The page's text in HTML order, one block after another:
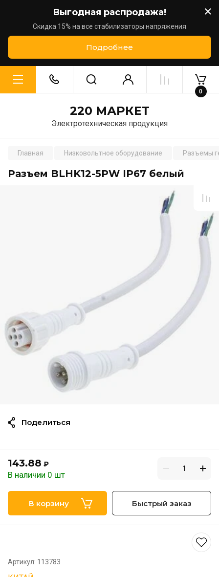
Выгодная распродажа!
Скидка 15% на все стабилизаторы напряжения
Подробнее
220 МАРКЕТ
Электротехническая продукция
0
Главная Низковольтное оборудование Разъемы
Разъем BLHK12-5PW IP67 белый
143.88 ₽
В наличии 0 шт
В корзину Быстрый заказ
Артикул: 113783
Поделиться